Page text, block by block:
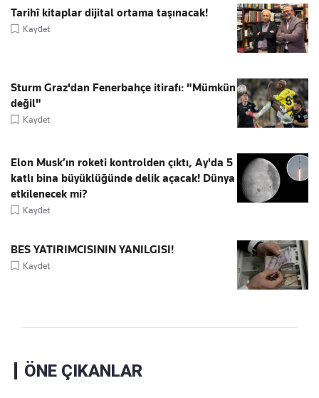
Tarihî kitaplar dijital ortama taşınacak!
Kaydet
Sturm Graz'dan Fenerbahçe itirafı: "Mümkün
değil"
Kaydet
Elon Musk’ın roketi kontrolden çıktı, Ay'da 5
katlı bina büyüklüğünde delik açacak! Dünya
etkilenecek mi?
Kaydet
BES YATIRIMCISININ YANILGISI!
Kaydet
ÖNE ÇIKANLAR